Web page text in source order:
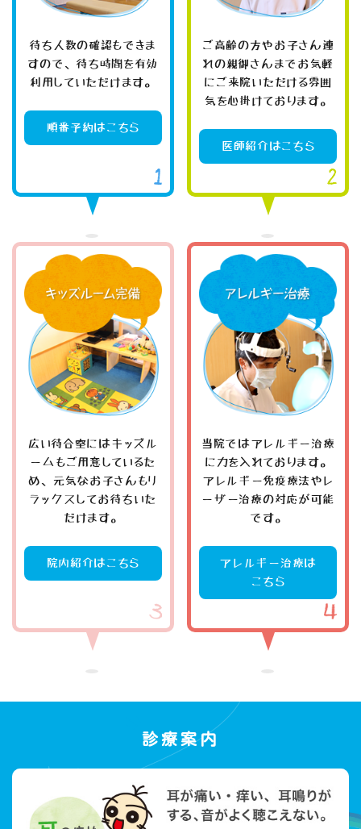
待ち人数の確認もできま
すので、待ち時間を有効
利用していただけます。
順番予約はこちら
ご高齢の方やお子さん連
れの親御さんまでお気軽
にご来院いただける雰囲
気を心掛けております。
医師紹介はこちら
広い待合室にはキッズル
ームもご用意しているた
め、元気なお子さんもリ
ラックスしてお待ちいた
だけます。
院内紹介はこちら
当院ではアレルギー治療
に力を入れております。
アレルギー免疫療法やレ
ーザー治療の対応が可能
です。
アレルギー治療は
こちら
診療案内